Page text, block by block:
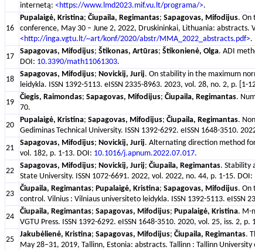
internetą: <https://www.lmd2023.mif.vu.lt/programa/>.
16
Pupalaigė, Kristina; Čiupaila, Regimantas; Sapagovas, Mifodijus. On
conference, May 30 – June 2, 2022, Druskininkai, Lithuania:
<http://inga.vgtu.lt/~art/konf/2020/abstr/MMA_2022_abstracts.pdf>.
17
Sapagovas, Mifodijus; Štikonas, Artūras; Štikonienė, Olga. ADI
DOI: 10.3390/math11061303.
18
Sapagovas, Mifodijus; Novickij, Jurij. On stability in the maximum
leidykla. ISSN 1392-5113. eISSN 2335-8963. 2023, vol. 28, no. 2, p. [1-
19
Čiegis, Raimondas; Sapagovas, Mifodijus; Čiupaila, Regimantas.
70.
20
Pupalaigė, Kristina; Sapagovas, Mifodijus; Čiupaila, Regimantas.
Gediminas Technical University. ISSN 1392-6292. eISSN 1648-3510.
21
Sapagovas, Mifodijus; Novickij, Jurij. Alternating direction method
vol. 182, p. 1-13. DOI: 10.1016/j.apnum.2022.07.017.
22
Sapagovas, Mifodijus; Novickij, Jurij; Čiupaila, Regimantas. Stability
State University. ISSN 1072-6691. 2022, vol. 2022, no. 44, p. 1-15. DOI:
23
Čiupaila, Regimantas; Pupalaigė, Kristina; Sapagovas, Mifodijus. On
control. Vilnius : Vilniaus universiteto leidykla. ISSN 1392-5113. eISSN
24
Čiupaila, Regimantas; Sapagovas, Mifodijus; Pupalaigė, Kristina. M-
VGTU Press. ISSN 1392-6292. eISSN 1648-3510. 2020, vol. 25, iss. 2, p.
25
Jakubėlienė, Kristina; Sapagovas, Mifodijus; Čiupaila, Regimantas.
May 28–31, 2019, Tallinn, Estonia: abstracts. Tallinn : Tallinn